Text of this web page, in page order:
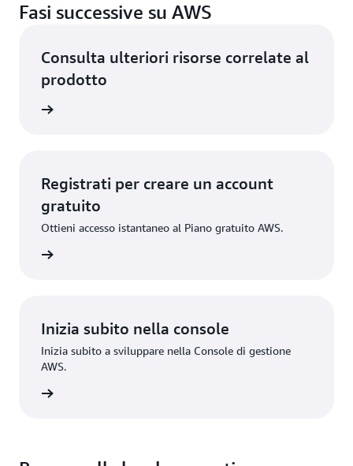
Fasi successive su AWS
Consulta ulteriori risorse correlate al
prodotto
Registrati per creare un account
gratuito
Ottieni accesso istantaneo al Piano gratuito AWS.
Inizia subito nella console
Inizia subito a sviluppare nella Console di gestione
AWS.